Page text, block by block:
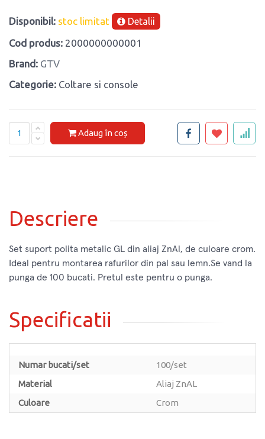
Disponibil: stoc limitat Detalii
Cod produs: 2000000000001
Brand: GTV
Categorie: Coltare si console
Adaug în coș
Descriere
Set suport polita metalic GL din aliaj ZnAl, de culoare crom.
Ideal pentru montarea rafurilor din pal sau lemn.Se vand la
punga de 100 bucati. Pretul este pentru o punga.
Specificatii
Numar bucati/set
100/set
Material
Aliaj ZnAL
Culoare
Crom